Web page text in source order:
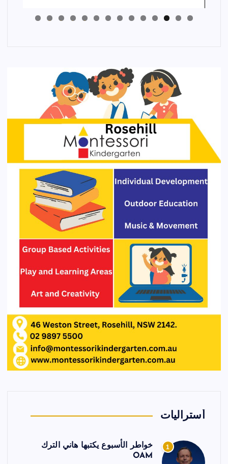
أستراليات
1
خواطر الأسبوع يكتبها هاني الترك
OAM